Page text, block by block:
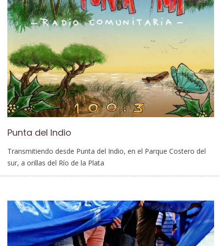
Punta del Indio
Transmitiendo desde Punta del Indio, en el Parque Costero del
sur, a orillas del Río de la Plata